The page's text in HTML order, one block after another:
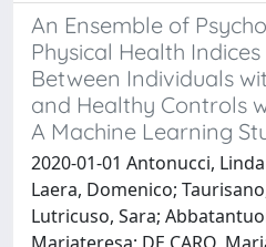
An Ensemble of
Physical Health
Between Individuals
and Healthy Controls
A Machine Learning
2020-01-01 Antonucci,
Laera, Domenico;
Lutricuso, Sara;